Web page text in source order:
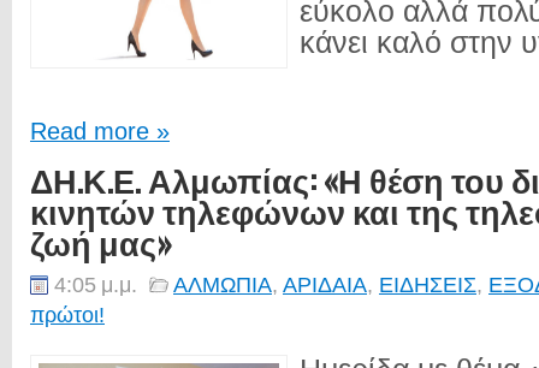
εύκολο αλλά
κάνει καλό στην
Read more »
ΔΗ.Κ.Ε. Αλμωπίας: «Η θέση του
κινητών τηλεφώνων και της
ζωή μας»
4:05 μ.μ. ΑΛΜΩΠΙΑ, ΑΡΙΔΑΙΑ, ΕΙΔΗΣΕΙΣ,
πρώτοι!